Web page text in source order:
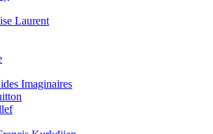
Laurent
Imaginaires